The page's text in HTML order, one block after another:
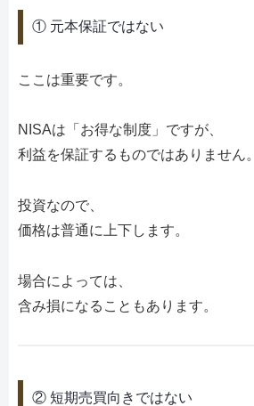
① 元本保証ではない
ここは重要です。
NISAは「お得な制度」ですが、
利益を保証するものではありません。
投資なので、
価格は普通に上下します。
場合によっては、
含み損になることもあります。
② 短期売買向きではない